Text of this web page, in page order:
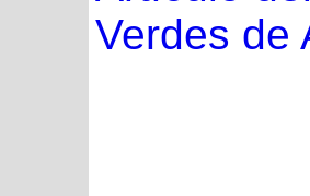
Verdes de